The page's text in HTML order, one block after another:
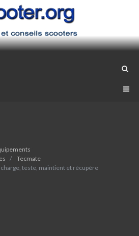
Tecmate
teste, maintient et récupère